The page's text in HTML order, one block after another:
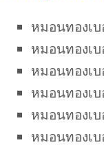
หมอนทองเบ
หมอนทองเ
หมอนทองเ
หมอนทองเ
หมอนทองเ
หมอนทองเ